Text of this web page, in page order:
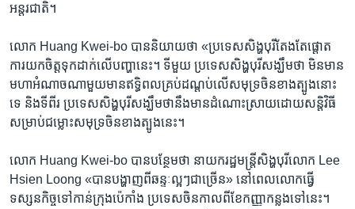
អន្តរជាតិ។
លោក Huang Kwei-bo បាន​និយាយ​ថា «ប្រទេស​សិង្ហបុរី​តែងតែ​ផ្ដោត​
ការ​យក​ចិត្ត​ទុកដាក់​លើ​បញ្ហា​នេះ។ ទី​មួយ ប្រទេស​សិង្ហបុរី​សង្ឃឹម​ថា មិន​មាន​
មហា​អំណាច​ណា​មួយ​មាន​ឥទ្ធិពល​គ្រប់​ដណ្ដប់​លើ​សមុទ្រ​ចិន​ខាង​ត្បូង​នោះ​
ទេ និង​ទី​ពីរ ប្រទេស​សិង្ហបុរី​សង្ឃឹម​ថា​នឹង​មាន​ដំណោះស្រាយ​ដោយ​សន្តិវិធី​
សម្រាប់​ជម្លោះ​សមុទ្រ​ចិន​ខាង​ត្បូង​នេះ។
លោក Huang Kwei-bo បាន​បន្ថែម​ថា នាយក​រដ្ឋ​មន្ត្រី​សិង្ហបុរី​លោក Lee
Hsien Loong «បាន​បង្ហាញ​ពី​ឆន្ទៈ​ល្អៗ​ជា​ច្រើន» នៅ​ពេល​លោក​ធ្វើ​
ទស្សនកិច្ច​ទៅ​កាន់​ក្រុង​ប៉េកាំង ប្រទេស​ចិន​កាល​ពី​ខែ​កញ្ញា​កន្លង​ទៅ​នេះ។